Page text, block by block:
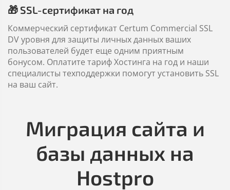
🎁 SSL-сертификат на год
Коммерческий сертификат Certum Commercial SSL
DV уровня для защиты личных данных ваших
пользователей будет еще одним приятным
бонусом. Оплатите тариф Хостинга на год и наши
специалисты техподдержки помогут установить SSL
на ваш сайт.
Миграция сайта и
базы данных на
Hostpro